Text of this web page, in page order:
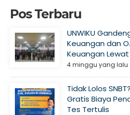
Pos Terbaru
UNWIKU
Keuangan dan
Keuangan Lewat
4 minggu yang lalu
Tidak Lolos
Gratis Biaya
Tes Tertulis